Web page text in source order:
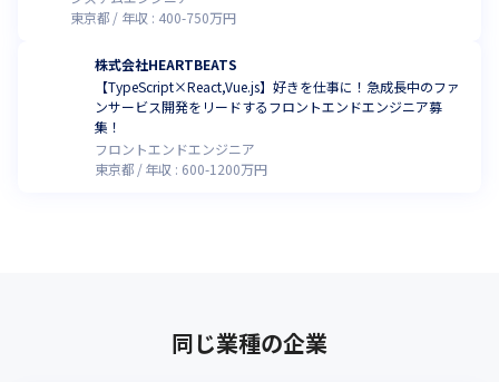
東京都
年収 : 400-750万円
株式会社HEARTBEATS
【TypeScript×React,Vue.js】好きを仕事に！急成長中のファ
ンサービス開発をリードするフロントエンドエンジニア募
集！
フロントエンドエンジニア
東京都
年収 : 600-1200万円
同じ業種の企業